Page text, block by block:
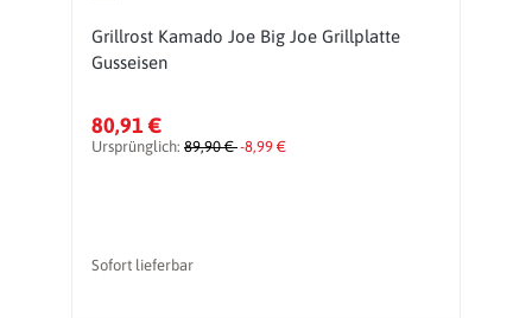
Grillrost Kamado Joe Big Joe Grillplatte
Gusseisen
80,91 €
Ursprünglich: 89,90 €-8,99 €
Sofort lieferbar